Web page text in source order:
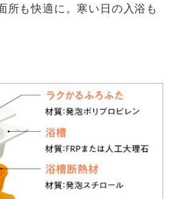
所も快適に。寒い日の入浴も